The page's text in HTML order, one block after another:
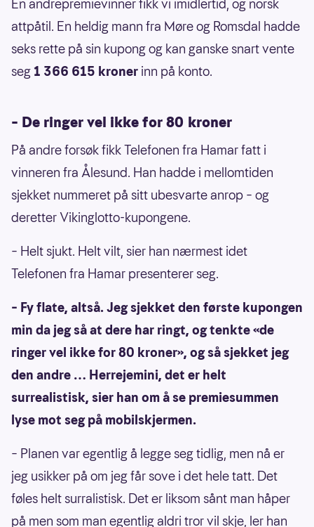
Én andrepremievinner fikk vi imidlertid, og norsk
attpåtil. En heldig mann fra Møre og Romsdal hadde
seks rette på sin kupong og kan ganske snart vente
seg1 366 615 kroner inn på konto.
– De ringer vel ikke for 80 kroner
På andre forsøk fikk Telefonen fra Hamar fatt i
vinneren fra Ålesund. Han hadde i mellomtiden
sjekket nummeret på sitt ubesvarte anrop – og
deretter Vikinglotto-kupongene.
– Helt sjukt. Helt vilt, sier han nærmest idet
Telefonen fra Hamar presenterer seg.
– Fy flate, altså. Jeg sjekket den første kupongen
min da jeg så at dere har ringt, og tenkte «de
ringer vel ikke for 80 kroner», og så sjekket jeg
den andre … Herrejemini, det er helt
surrealistisk, sier han om å se premiesummen
lyse mot seg på mobilskjermen.
– Planen var egentlig å legge seg tidlig, men nå er
jeg usikker på om jeg får sove i det hele tatt. Det
føles helt surralistisk. Det er liksom sånt man håper
på men som man egentlig aldri tror vil skje, ler han